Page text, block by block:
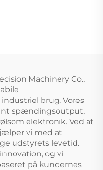
Machinery Co.,
brug. Vores
spændingsoutput,
elektronik. Ved at
vi med at
udstyrets levetid.
og vi
på kundernes